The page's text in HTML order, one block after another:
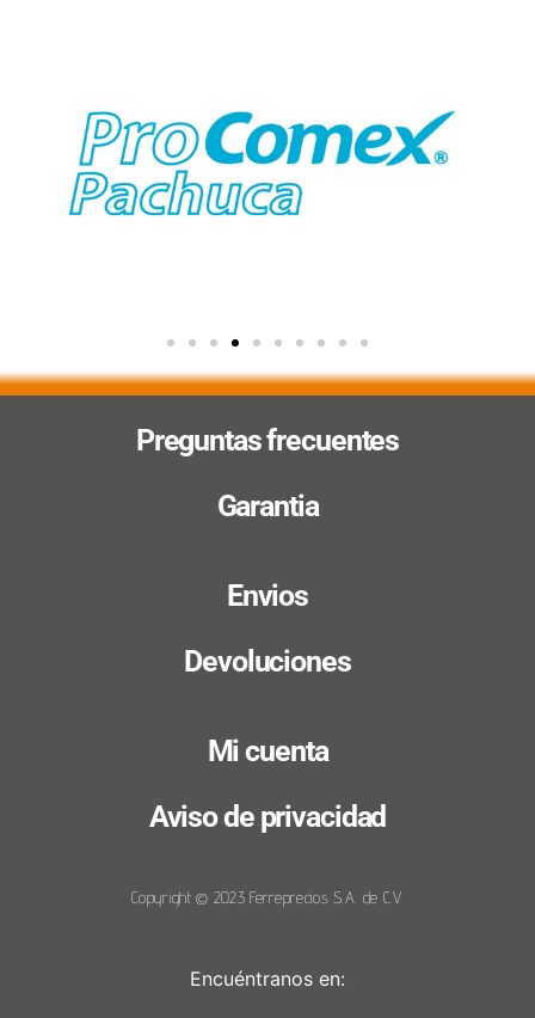
Preguntas frecuentes
Garantia
Envios
Devoluciones
Mi cuenta
Aviso de privacidad
Copyright © 2023 Ferreprecios S.A. de C.V.
Encuéntranos en: